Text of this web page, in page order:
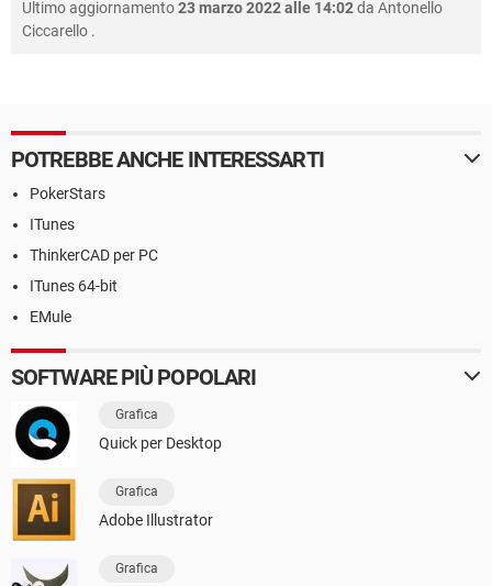
Ultimo aggiornamento23 marzo 2022 alle 14:02da Antonello
Ciccarello .
POTREBBE ANCHE INTERESSARTI
PokerStars
ITunes
ThinkerCAD per PC
ITunes 64-bit
EMule
SOFTWARE PIÙ POPOLARI
Grafica
Quick per Desktop
Grafica
Adobe Illustrator
Grafica